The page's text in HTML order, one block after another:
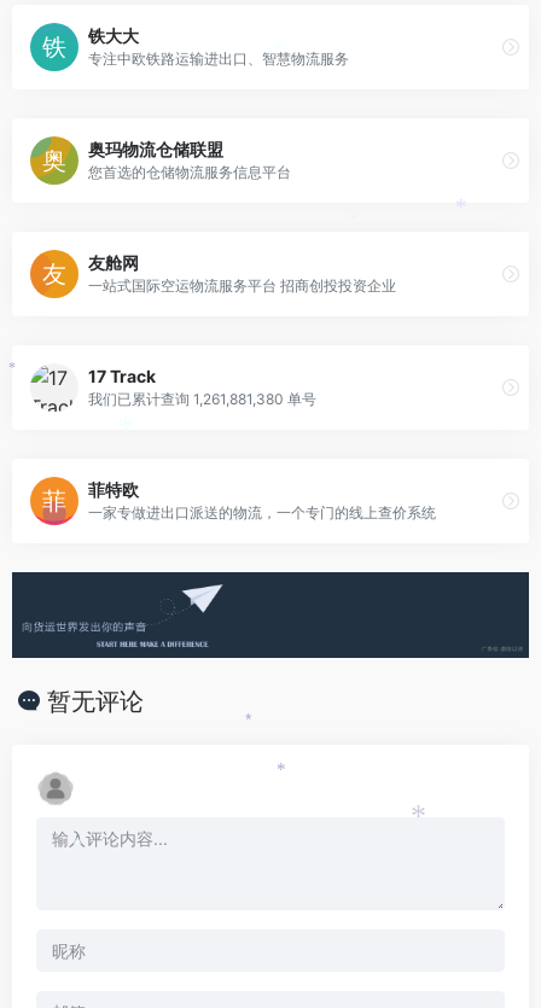
铁大大
专注中欧铁路运输进出口、智慧物流服务
奥玛物流仓储联盟
您首选的仓储物流服务信息平台
友舱网
一站式国际空运物流服务平台 招商创投投资企业
17 Track
我们已累计查询 1,261,881,380 单号
菲特欧
一家专做进出口派送的物流，一个专门的线上查价系统
暂无评论
*